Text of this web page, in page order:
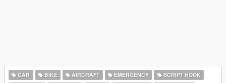
CAR BIKE AIRCRAFT EMERGENCY
SCRIPT HOOK